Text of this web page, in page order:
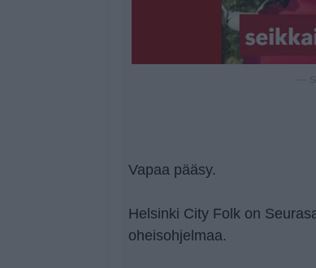
Vapaa pääsy.
Helsinki City Folk on
oheisohjelmaa.